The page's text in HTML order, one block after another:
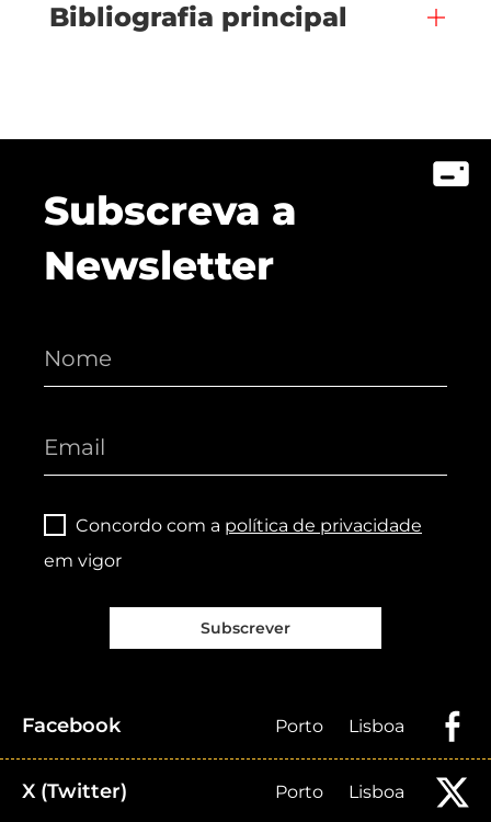
Bibliografia principal
Subscreva a
Newsletter
Concordo com a política de privacidade
em vigor
Subscrever
Facebook Porto Lisboa
X (Twitter) Porto Lisboa